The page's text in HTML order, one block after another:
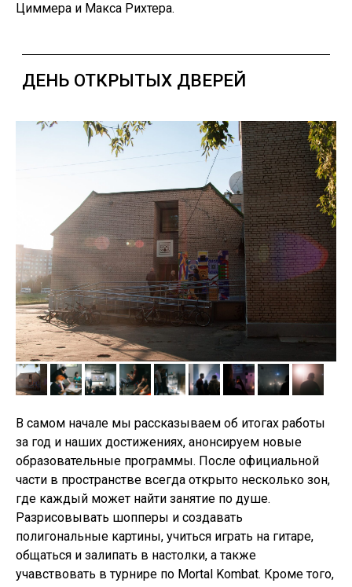
Циммера и Макса Рихтера.
В самом начале мы рассказываем об итогах работы
за год и наших достижениях, анонсируем новые
образовательные программы. После официальной
части в пространстве всегда открыто несколько зон,
где каждый может найти занятие по душе.
Разрисовывать шопперы и создавать
полигональные картины, учиться играть на гитаре,
общаться и залипать в настолки, а также
учавствовать в турнире по Mortal Kombat. Кроме того,
Q1 PARTY
ЮНЫЙ ГОЛОС ЧГ